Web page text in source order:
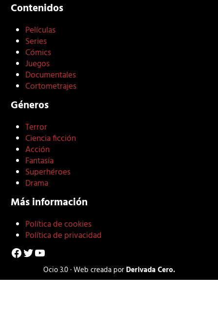
Contenidos
Películas
Series
Cómics
Juegos
Documentales
Cortometrajes
Géneros
Terror
Ciencia ficción
Acción
Fantasía
Superhéroes
Drama
Más información
Política de cookies
Política de privacidad
Facebook
Twitter
YouTube
Ocio 3.0 · Web creada por Derivada Cero.